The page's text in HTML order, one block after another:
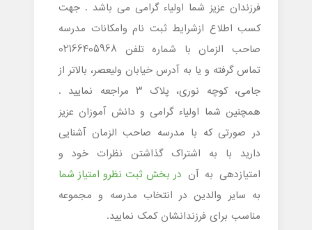
فرزندان عزیز شما اولیاء گرامی می باشد . جهت
کسب اطلاع ازشرایط ثبت نام وامکانات مدرسه
صاحب الزمان با شماره تلفن 02166405968
تماس گرفته و یا به آدرس خیابان ولیعصر، بالاتر از
جامی، کوچه نوری، پلاک 3 مراجعه نمایید .
همچنین شما اولیاء گرامی و دانش آموزان عزیز
در صورتی که با مدرسه صاحب الزمان آشنایی
دارید با به اشتراک گذاشتن نظرات خود و
امتیازدهی به آن در بخش ثبت نظرو امتیاز شما
به سایر والدین در انتخاب مدرسه و مجموعه
مناسب برای فرزندانشان کمک نمایید.